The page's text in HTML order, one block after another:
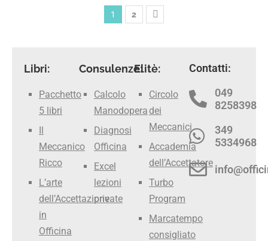
1 2
Libri:
Pacchetto
5 libri
Il
Meccanico
Ricco
L’arte
dell’Accettazione
in
Officina
Consulenze:
Calcolo
Manodopera
Diagnosi
Officina
Excel
lezioni
private
Elitè:
Circolo
dei
Meccanici
Accademia
dell’Accettatore
Turbo
Program
Marcatempo
consigliato
Contatti:
049
8258398
349
5334968